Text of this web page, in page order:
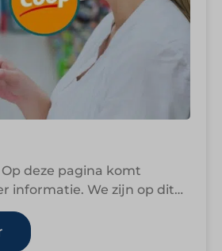
deze pagina komt
informatie. We zijn op dit
nog druk bezig om…